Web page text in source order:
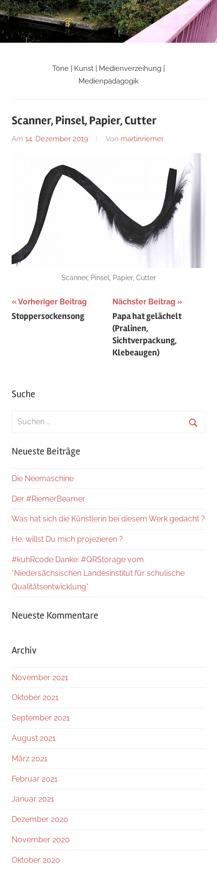
Zum
Inhalt
springen
Martin
Blog
Töne | Kunst | Medienverzeihung |
Medienpädagogik
Scanner, Pinsel, Papier, Cutter
Am 14. Dezember 2019 Von martinriemer
Uncategorized
Scanner, Pinsel, Papier, Cutter
Beitragsnavigation
Vorheriger Beitrag
Stoppersockensong
Nächster Beitrag
Papa hat gelächelt
(Pralinen,
Sichtverpackung,
Klebeaugen)
Suche
Suchen
Neueste Beiträge
Die Neemaschine
Der #RiemerBeamer
Was hat sich die Künstlerin bei diesem Werk gedacht ?
He, willst Du mich projezieren ?
#kuhRcode Danke: #QRStorage vom
*Niedersächsischen Landesinstitut für schulische
Qualitätsentwicklung*
Neueste Kommentare
Archiv
November 2021
Oktober 2021
September 2021
August 2021
März 2021
Februar 2021
Januar 2021
Dezember 2020
November 2020
Oktober 2020